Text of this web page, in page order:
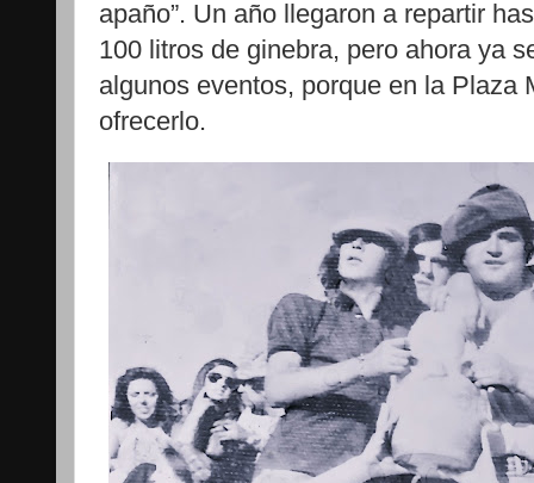
apaño”. Un año llegaron a repartir
100 litros de ginebra, pero ahora ya
algunos eventos, porque en la Plaza
ofrecerlo.